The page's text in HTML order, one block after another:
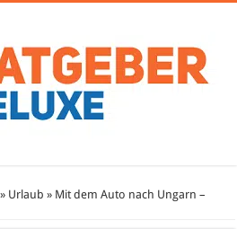
» Urlaub » Mit dem Auto nach Ungarn –